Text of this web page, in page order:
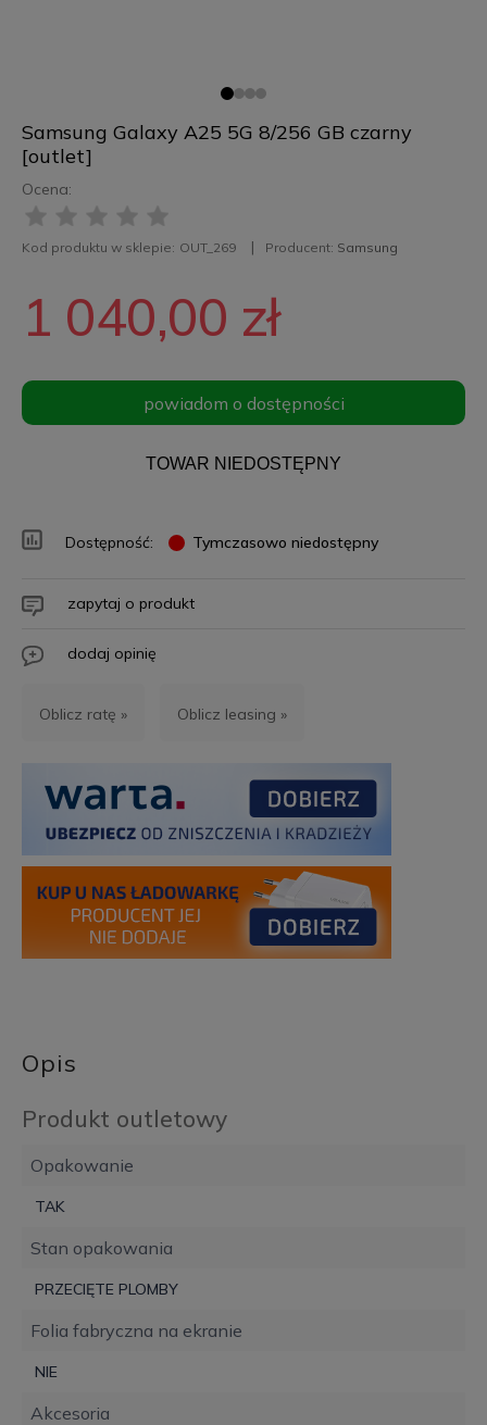
Samsung Galaxy A25 5G 8/256 GB czarny
[outlet]
Ocena:
Kod produktu w sklepie: OUT_269 Producent: Samsung
1 040,00 zł
powiadom o dostępności
TOWAR NIEDOSTĘPNY
Dostępność: Tymczasowo niedostępny
zapytaj o produkt
dodaj opinię
Oblicz ratę » Oblicz leasing »
Opis
Produkt outletowy
Opakowanie
TAK
Stan opakowania
PRZECIĘTE PLOMBY
Folia fabryczna na ekranie
NIE
Akcesoria